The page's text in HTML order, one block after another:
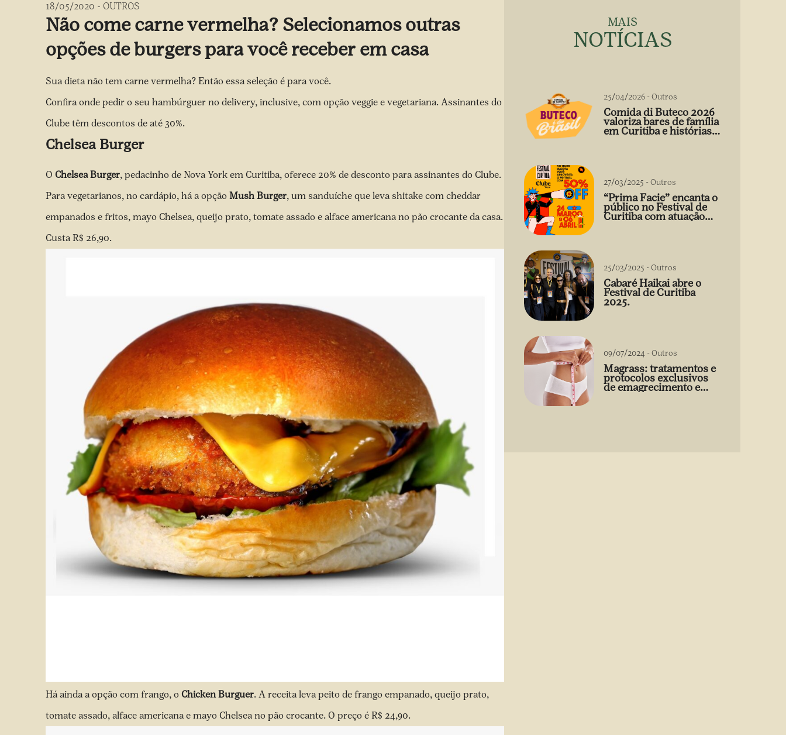
18/05/2020 - OUTROS
Não come carne vermelha? Selecionamos outras
opções de burgers para você receber em casa
Sua dieta não tem carne vermelha? Então essa seleção é para você.
Confira onde pedir o seu hambúrguer no delivery, inclusive, com opção veggie e vegetariana. Assinantes do
Clube têm descontos de até 30%.
Chelsea Burger
O Chelsea Burger, pedacinho de Nova York em Curitiba, oferece 20% de desconto para assinantes do Clube.
Para vegetarianos, no cardápio, há a opção Mush Burger, um sanduíche que leva shitake com cheddar
empanados e fritos, mayo Chelsea, queijo prato, tomate assado e alface americana no pão crocante da casa.
Custa R$ 26,90.
Há ainda a opção com frango, o Chicken Burguer. A receita leva peito de frango empanado, queijo prato,
tomate assado, alface americana e mayo Chelsea no pão crocante. O preço é R$ 24,90.
MAIS
NOTÍCIAS
25/04/2026 -Outros
Comida di Buteco 2026
valoriza bares de família
em Curitiba e histórias
27/03/2025 -Outros
“Prima Facie” encanta o
público no Festival de
Curitiba com atuação
arrebatadora de Débora
25/03/2025 -Outros
Cabaré Haikai abre o
Festival de Curitiba
2025.
09/07/2024 -Outros
Magrass: tratamentos e
protocolos exclusivos
de emagrecimento e
estética sem uso de